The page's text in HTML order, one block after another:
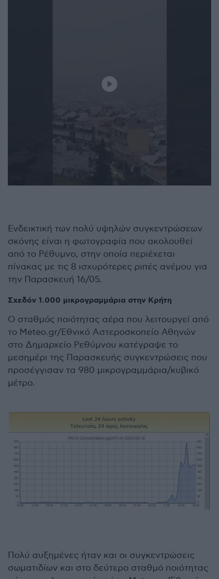
Ενδεικτική των πολύ υψηλών συγκεντρώσεων
σκόνης είναι η φωτογραφία που ακολουθεί
από το Ρέθυμνο, στην οποία περιέχεται
πίνακας με τις 8 ισχυρότερες ριπές ανέμου για
την Παρασκευή 16/05.
Σχεδόν 1.000 μικρογραμμάρια στην Κρήτη
Ο σταθμός ποιότητας αέρα που λειτουργεί από
το Meteo.gr/Εθνικό Αστεροσκοπείο Αθηνών
στο Δημαρχείο Ρεθύμνου κατέγραψε το
μεσημέρι της Παρασκευής συγκεντρώσεις που
προσέγγισαν τα 980 μικρογραμμάρια/κυβικό
μέτρο.
Πολύ αυξημένες ήταν και οι συγκεντρώσεις
σωματιδίων και στο δεύτερο σταθμό ποιότητας